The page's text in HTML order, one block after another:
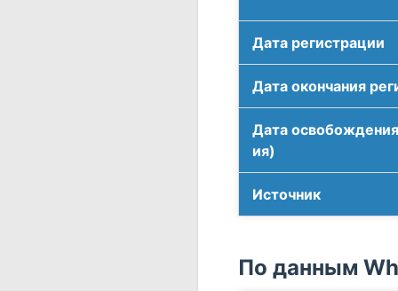
Дата регистрации
Дата окончания
Дата
ия)
Источник
По данным